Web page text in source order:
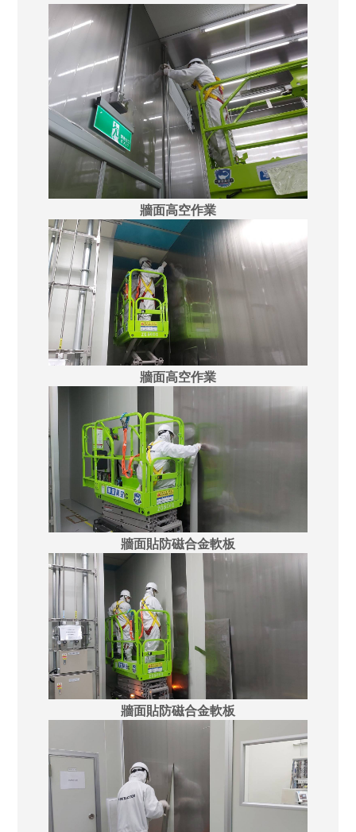
牆面高空作業
牆面高空作業
牆面貼防磁合金軟板
牆面貼防磁合金軟板